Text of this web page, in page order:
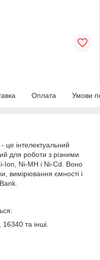
Оплата Умови
це інтелектуальний
для роботи з різними
Ion, Ni-MH і Ni-Cd. Воно
вимірювання ємності і
та інші.